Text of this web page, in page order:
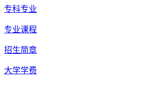
专科专业
专业课程
招生简章
大学学费